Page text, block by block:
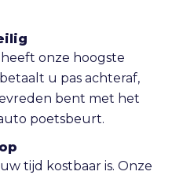
onze hoogste
u pas achteraf,
bent met het
poetsbeurt.
tijd kostbaar is. Onze